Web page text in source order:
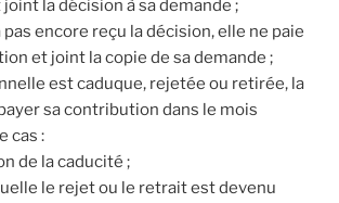
la décision à sa demande ;
pas encore reçu la décision, elle ne paie
et joint la copie de sa demande ;
est caduque, rejetée ou retirée, la
sa contribution dans le mois
cas :
de la caducité ;
le rejet ou le retrait est devenu